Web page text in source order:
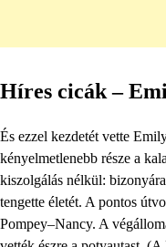
Híres cicák –
És ezzel kezdetét vette
kényelmetlenebb része a
kiszolgálás nélkül:
tengette életét. A pontos
Pompey–Nancy. A